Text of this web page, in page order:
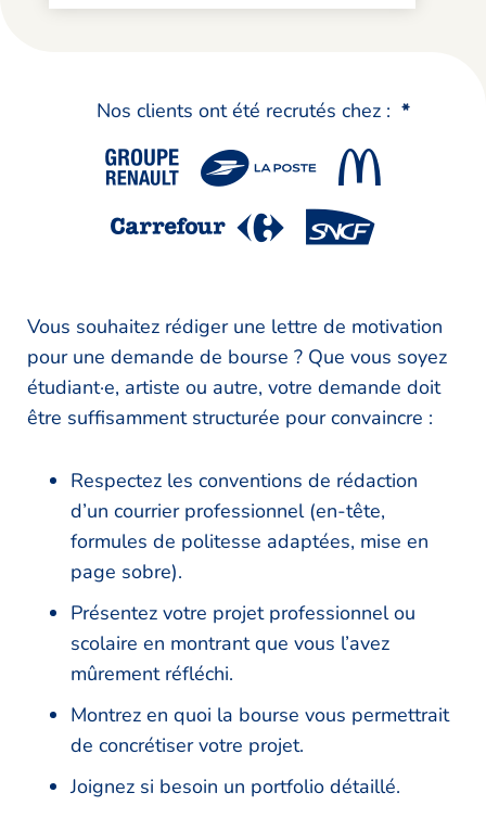
Nos clients ont été recrutés chez : *
Vous souhaitez rédiger une lettre de motivation
pour une demande de bourse ? Que vous soyez
étudiant·e, artiste ou autre, votre demande doit
être suffisamment structurée pour convaincre :
Respectez les conventions de rédaction
d’un courrier professionnel (en-tête,
formules de politesse adaptées, mise en
page sobre).
Présentez votre projet professionnel ou
scolaire en montrant que vous l’avez
mûrement réfléchi.
Montrez en quoi la bourse vous permettrait
de concrétiser votre projet.
Joignez si besoin un portfolio détaillé.